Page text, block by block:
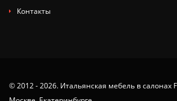
Контакты
© 2012 - 2026. Итальянская мебель в салонах